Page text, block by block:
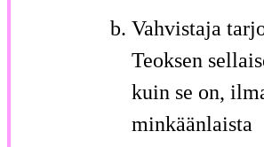
Vahvistaja
Teoksen
kuin se on,
minkäänlaista